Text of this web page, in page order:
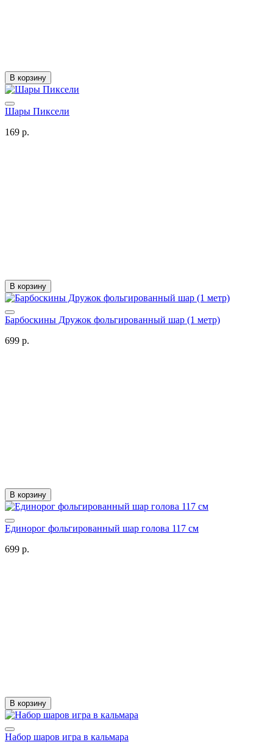
В корзину
Шары Пиксели
169 р.
В корзину
Барбоскины Дружок фольгированный шар (1 метр)
699 р.
В корзину
Единорог фольгированный шар голова 117 см
699 р.
В корзину
Набор шаров игра в кальмара